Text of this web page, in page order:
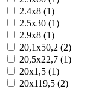
2.4x8 (1)
2.5x30 (1)
2.9x8 (1)
20,1x50,2 (2)
20,5x22,7 (1)
20x1,5 (1)
20x119,5 (2)